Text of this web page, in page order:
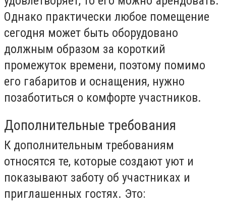
Однако практически любое помещение
сегодня может быть оборудовано
должным образом за короткий
промежуток времени, поэтому помимо
его габаритов и оснащения, нужно
позаботиться о комфорте участников.
Дополнительные требования
К дополнительным требованиям
относятся те, которые создают уют и
показывают заботу об участниках и
приглашенных гостях. Это: